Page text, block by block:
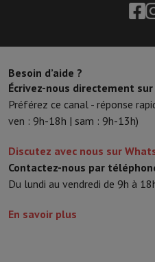
Besoin d’aide ?
Écrivez-nous directement
Préférez ce canal - réponse
ven : 9h-18h | sam : 9h-13h)
Discutez avec nous sur
Contactez-nous par
Du lundi au vendredi de 9h à
En savoir plus